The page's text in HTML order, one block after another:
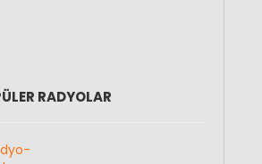
RADYOLAR